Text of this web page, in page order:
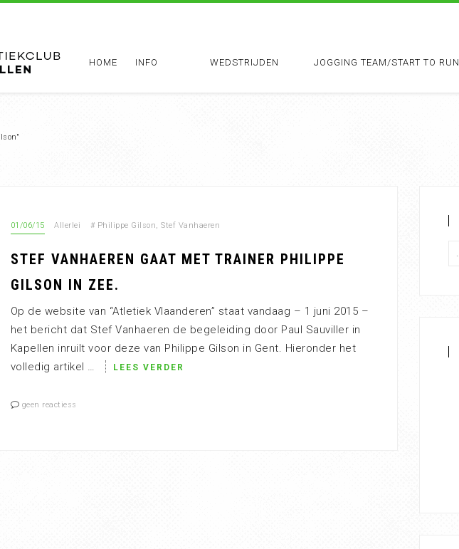
HOME INFO WEDSTRIJDEN JOGGING TEAM/START TO RUN
01/06/15 Allerlei # Philippe Gilson, Stef Vanhaeren
STEF VANHAEREN GAAT MET TRAINER PHILIPPE
GILSON IN ZEE.
Op de website van “Atletiek Vlaanderen” staat vandaag – 1 juni 2015 –
het bericht dat Stef Vanhaeren de begeleiding door Paul Sauviller in
Kapellen inruilt voor deze van Philippe Gilson in Gent. Hieronder het
volledig artikel …
LEES VERDER
geen reactiess